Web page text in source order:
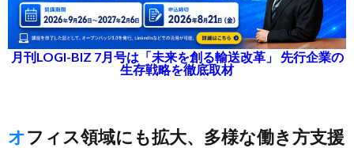
月刊LOGI-BIZ 7月号は「未来を創る輸送改革」 先行企業の
生存戦略を徹底取材
オフィス領域にも拡大、多様な働き方支援